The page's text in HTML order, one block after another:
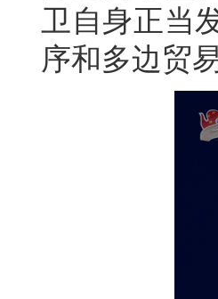
卫自身正当
序和多边贸